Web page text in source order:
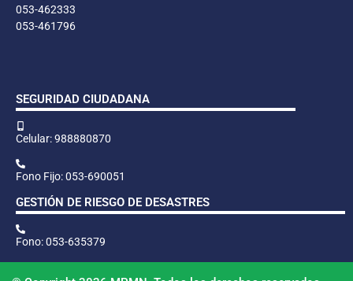
053-462333
053-461796
SEGURIDAD CIUDADANA
Celular: 988880870
Fono Fijo: 053-690051
GESTIÓN DE RIESGO DE DESASTRES
Fono: 053-635379